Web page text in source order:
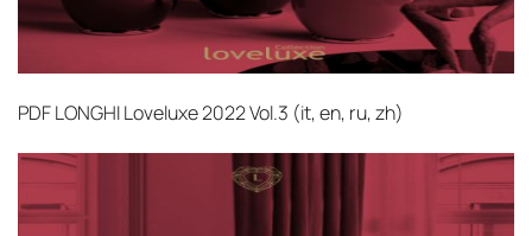
PDFLONGHI Loveluxe 2022 Vol.3 (it, en, ru, zh)‎